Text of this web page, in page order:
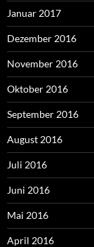
Januar 2017
Dezember 2016
November 2016
Oktober 2016
September 2016
August 2016
Juli 2016
Juni 2016
Mai 2016
April 2016